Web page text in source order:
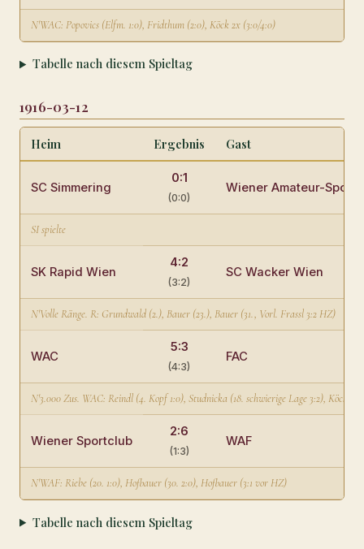
N'WAC: Popovics (Elfm. 1:0), Fridthum (2:0), Köck 2x (3:0/4:0)
Tabelle nach diesem Spieltag
1916-03-12
Heim Ergebnis Gast
SC Simmering
0:1
(0:0)
Wiener Amateur-
SI spielte
SK Rapid Wien
4:2
(3:2)
SC Wacker Wien
N'Volle Ränge. R: Grundwald (2.), Bauer (23.), Bauer (31., Vorl. Frassl 3:2 HZ)
WAC
5:3
(4:3)
FAC
N'3.000 Zus. WAC: Reindl (4. Kopf 1:0), Studnicka (18. schwierige Lage 3:2), Köck
Wiener Sportclub
2:6
(1:3)
WAF
N'WAF: Riebe (20. 1:0), Hofbauer (30. 2:0), Hofbauer (3:1 vor HZ)
Tabelle nach diesem Spieltag